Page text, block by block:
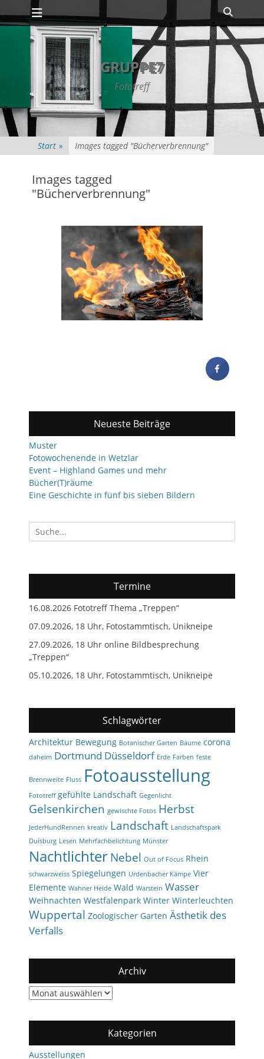
Zum
Inhalt
springen
Primäres Menü
GRUPPE7
Fototreff
Start » Images tagged "Bücherverbrennung"
Images tagged
"Bücherverbrennung"
Neueste Beiträge
Muster
Fotowochenende in Wetzlar
Event – Highland Games und mehr
Bücher(T)räume
Eine Geschichte in fünf bis sieben Bildern
Suchen
nach:
Termine
16.08.2026 Fototreff Thema „Treppen“
07.09.2026, 18 Uhr, Fotostammtisch, Unikneipe
27.09.2026, 18 Uhr online Bildbesprechung
„Treppen“
05.10.2026, 18 Uhr, Fotostammtisch, Unikneipe
Schlagwörter
Architektur Bewegung Botanischer Garten Bäume corona
daheim Dortmund Düsseldorf Erde Farben feste
Brennweite Fluss Fotoausstellung
Fototreff gefühlte Landschaft Gegenlicht
Gelsenkirchen gewischte Fotos Herbst
JederHundRennen kreativ Landschaft Landschaftspark
Duisburg Lesen Mehrfachbelichtung Münster
NachtlichterNebel Out of Focus Rhein
schwarzweiss Spiegelungen Urdenbacher Kämpe Vier
Elemente Wahner Heide Wald Warstein Wasser
Weihnachten Westfalenpark Winter Winterleuchten
Wuppertal Zoologischer Garten Ästhetik des
Verfalls
Archiv
Archiv
Kategorien
Ausstellungen